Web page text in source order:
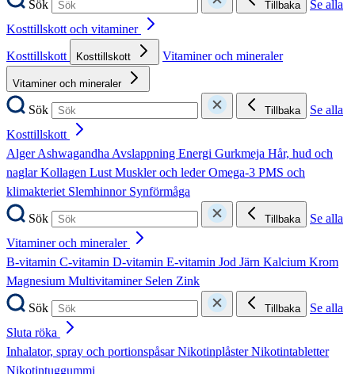
Sök
Tillbaka
Se alla
Kosttillskott och vitaminer
Kosttillskott
Kosttillskott Vitaminer och mineraler
Vitaminer och mineraler
Sök Tillbaka
Se alla
Kosttillskott
AlgerAshwagandhaAvslappning Energi Gurkmeja Hår, hud och
naglarKollagen LustMuskler och lederOmega-3 PMS och
klimakteriet Slemhinnor Synförmåga
Sök
Tillbaka
Se alla
Vitaminer och mineraler
B-vitamin C-vitamin D-vitamin E-vitamin Jod Järn Kalcium Krom
Magnesium Multivitaminer Selen Zink
Sök
Tillbaka
Se alla
Sluta röka
Inhalator, spray och portionspåsarNikotinplåsterNikotintabletter
Nikotintuggummi